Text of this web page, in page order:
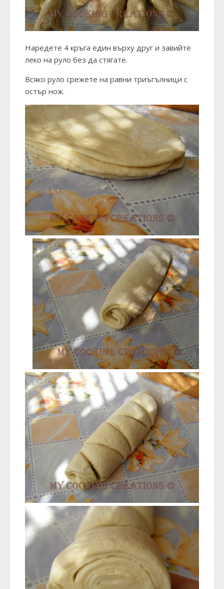
Наредете 4 кръга един върху друг и завийте
леко на руло без да стягате.
Всяко руло срежете на равни триъгълници с
остър нож.